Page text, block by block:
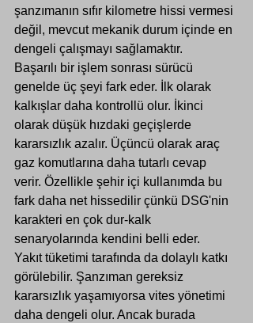
şanzımanın sıfır kilometre hissi vermesi
değil, mevcut mekanik durum içinde en
dengeli çalışmayı sağlamaktır.
Başarılı bir işlem sonrası sürücü
genelde üç şeyi fark eder. İlk olarak
kalkışlar daha kontrollü olur. İkinci
olarak düşük hızdaki geçişlerde
kararsızlık azalır. Üçüncü olarak araç
gaz komutlarına daha tutarlı cevap
verir. Özellikle şehir içi kullanımda bu
fark daha net hissedilir çünkü DSG'nin
karakteri en çok dur-kalk
senaryolarında kendini belli eder.
Yakıt tüketimi tarafında da dolaylı katkı
görülebilir. Şanzıman gereksiz
kararsızlık yaşamıyorsa vites yönetimi
daha dengeli olur. Ancak burada